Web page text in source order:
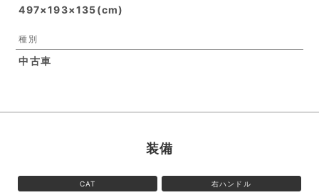
497×193×135(cm)
種別
中古車
装備
CAT 右ハンドル